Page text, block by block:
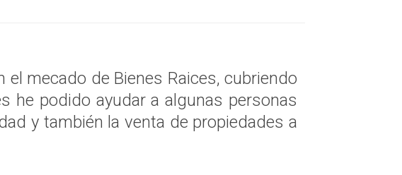
el mecado de Bienes Raices, cubriendo
he podido ayudar a algunas personas
y también la venta de propiedades a